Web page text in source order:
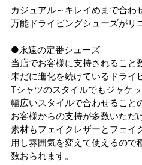
カジュアル～キレイめまで合わ
万能ドライビングシューズがリ
●永遠の定番シューズ
当店でお客様に支持されること
未だに進化を続けているドライ
Tシャツのスタイルでもジャケ
幅広いスタイルで合わせること
お客様からの支持が多数いただ
素材もフェイクレザーとフェイ
用し雰囲気を変えて使えるので
数おられます。